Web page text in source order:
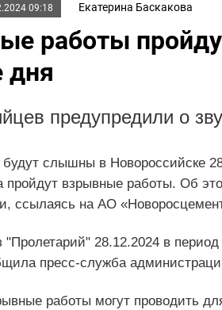
09:18 Екатерина Баскакова
работы
дня
предупредили о
слышны в Новороссийске
пройдут взрывные работы. Об
ссылаясь на АО
"Пролетарий" 28.12.2024 в
пресс-служба
работы могут проводить